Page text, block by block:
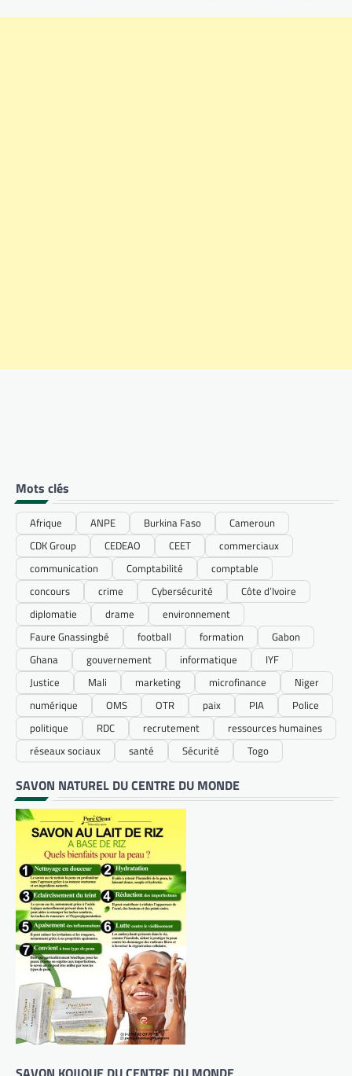
Mots clés
Afrique ANPE Burkina Faso
Cameroun
CDK Group
CEDEAO CEET
commerciaux
communication
Comptabilité
comptable
concours
crime Cybersécurité
Côte d’Ivoire
diplomatie
drame
environnement
Faure Gnassingbé
football formation
Gabon
Ghana
gouvernement informatique
IYF
Justice
Mali marketing microfinance
Niger
numérique
OMS OTR paix PIA
Police
politique
RDC recrutement
ressources humaines
réseaux sociaux
santé Sécurité Togo
SAVON NATUREL DU CENTRE DU MONDE